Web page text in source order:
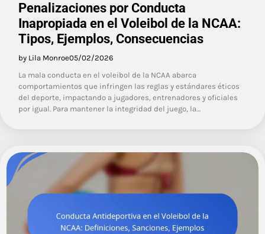
Penalizaciones por Conducta
Inapropiada en el Voleibol de la NCAA:
Tipos, Ejemplos, Consecuencias
by Lila Monroe05/02/2026
La mala conducta en el voleibol de la NCAA abarca
comportamientos que infringen las reglas y estándares éticos
del deporte, impactando a jugadores, entrenadores y oficiales
por igual. Para mantener la integridad del juego, la…